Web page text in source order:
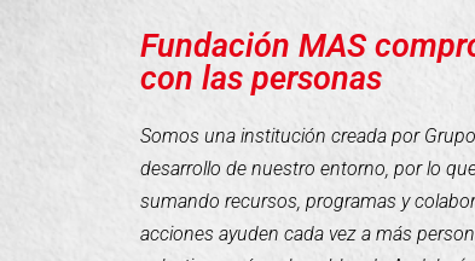
Fundación MAS
con las personas
Somos una institución creada por
desarrollo de nuestro entorno, por lo
sumando recursos, programas y
acciones ayuden cada vez a más